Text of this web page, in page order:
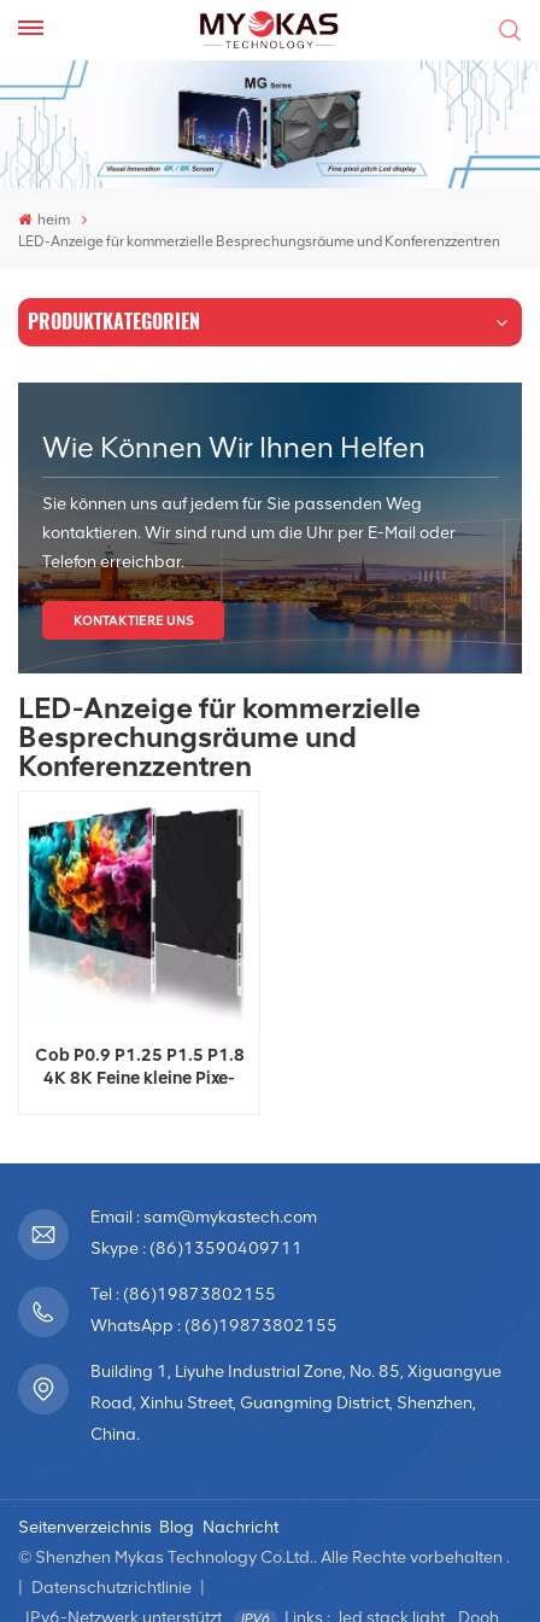
heim
LED-Anzeige für kommerzielle Besprechungsräume und Konferenzzentren
PRODUKTKATEGORIEN
Wie Können Wir Ihnen Helfen
Sie können uns auf jedem für Sie passenden Weg
kontaktieren. Wir sind rund um die Uhr per E-Mail oder
Telefon erreichbar.
KONTAKTIERE UNS
LED-Anzeige für kommerzielle
Besprechungsräume und
Konferenzzentren
Cob P0.9 P1.25 P1.5 P1.8
4K 8K Feine kleine Pixe-
Email : sam@mykastech.com
Skype : (86)13590409711
Tel : (86)19873802155
WhatsApp : (86)19873802155
Building 1, Liyuhe Industrial Zone, No. 85, Xiguangyue
Road, Xinhu Street, Guangming District, Shenzhen,
China.
Seitenverzeichnis Blog Nachricht
© Shenzhen Mykas Technology Co.Ltd.. Alle Rechte vorbehalten .
Datenschutzrichtlinie
IPv6-Netzwerk unterstützt
Links : led stack light Dooh